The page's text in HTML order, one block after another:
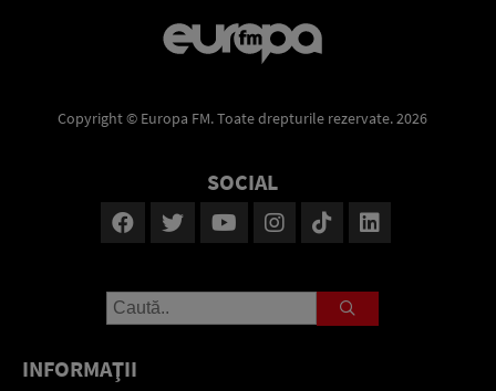
Copyright © Europa FM. Toate drepturile rezervate. 2026
SOCIAL
INFORMAŢII